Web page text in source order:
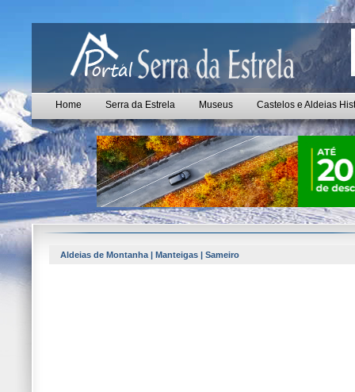
Home Serra da Estrela Museus Castelos e Aldeias
Aldeias de Montanha | Manteigas | Sameiro